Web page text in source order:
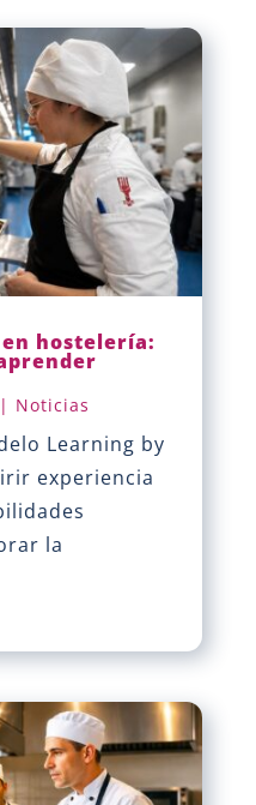
hostelería:
| Noticias
Learning by
experiencia
la